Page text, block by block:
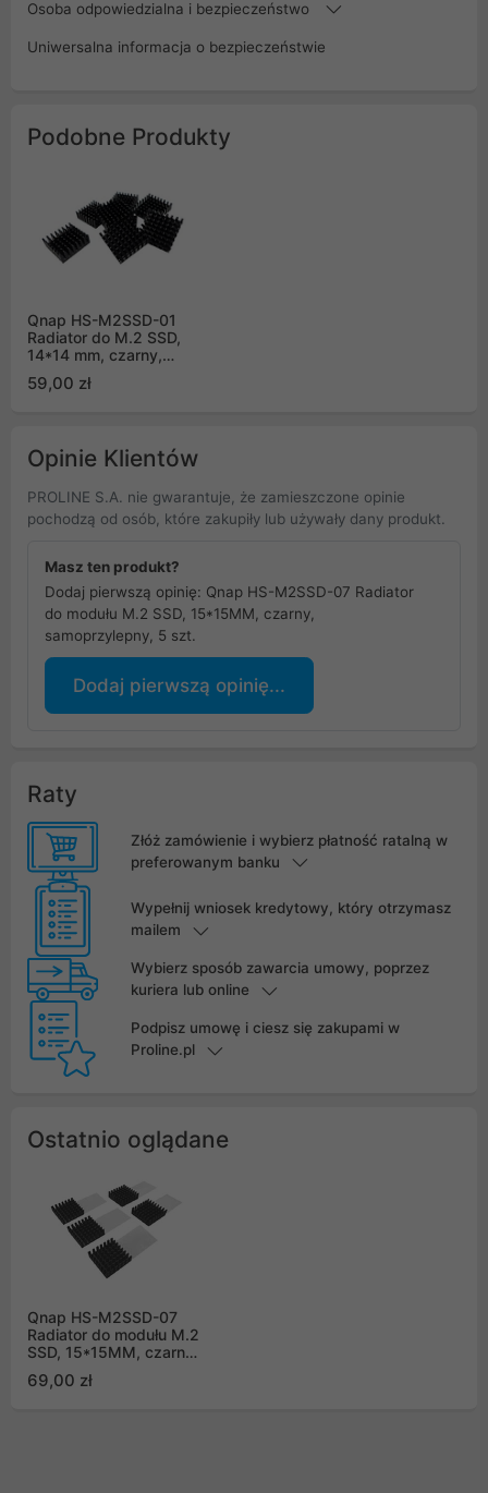
Osoba odpowiedzialna i bezpieczeństwo
Uniwersalna informacja o bezpieczeństwie
Podobne Produkty
Qnap HS-M2SSD-01
Radiator do M.2 SSD,
14*14 mm, czarny,
59,00 zł
Opinie Klientów
PROLINE S.A. nie gwarantuje, że zamieszczone opinie
pochodzą od osób, które zakupiły lub używały dany produkt.
Masz ten produkt?
Dodaj pierwszą opinię: Qnap HS-M2SSD-07 Radiator
do modułu M.2 SSD, 15*15MM, czarny,
samoprzylepny, 5 szt.
Dodaj pierwszą opinię...
Raty
Złóż zamówienie i wybierz płatność ratalną w
preferowanym banku
Wypełnij wniosek kredytowy, który otrzymasz
mailem
Wybierz sposób zawarcia umowy, poprzez
kuriera lub online
Podpisz umowę i ciesz się zakupami w
Proline.pl
Ostatnio oglądane
Qnap HS-M2SSD-07
Radiator do modułu M.2
SSD, 15*15MM, czarny,
69,00 zł